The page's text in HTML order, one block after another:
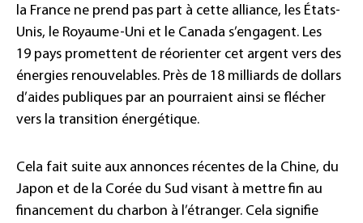
la France ne prend pas part à cette alliance, les États-
Unis, le Royaume-Uni et le Canada s’engagent. Les
19 pays promettent de réorienter cet argent vers des
énergies renouvelables. Près de 18 milliards de dollars
d’aides publiques par an pourraient ainsi se flécher
vers la transition énergétique.
Cela fait suite aux annonces récentes de la Chine, du
Japon et de la Corée du Sud visant à mettre fin au
financement du charbon à l’étranger. Cela signifie